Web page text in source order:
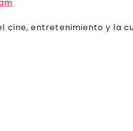
cine, entretenimiento y la